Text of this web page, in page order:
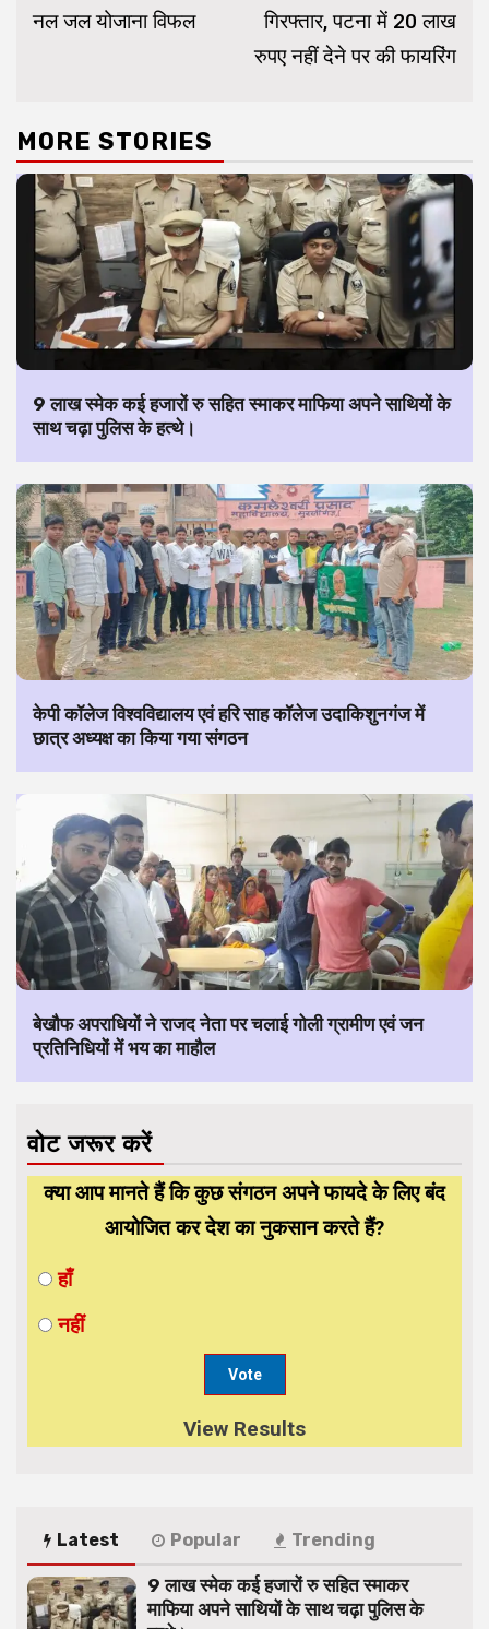
नल जल योजाना विफल
गिरफ्तार, पटना में 20 लाख
रुपए नहीं देने पर की फायरिंग
MORE STORIES
9 लाख स्मेक कई हजारों रु सहित स्माकर माफिया अपने साथियों के
साथ चढ़ा पुलिस के हत्थे।
केपी कॉलेज विश्वविद्यालय एवं हरि साह कॉलेज उदाकिशुनगंज में
छात्र अध्यक्ष का किया गया संगठन
बेखौफ अपराधियों ने राजद नेता पर चलाई गोली ग्रामीण एवं जन
प्रतिनिधियों में भय का माहौल
वोट जरूर करें
क्या आप मानते हैं कि कुछ संगठन अपने फायदे के लिए बंद
आयोजित कर देश का नुकसान करते हैं?
हाँ
नहीं
View Results
Latest Popular Trending
9 लाख स्मेक कई हजारों रु सहित स्माकर
माफिया अपने साथियों के साथ चढ़ा पुलिस के